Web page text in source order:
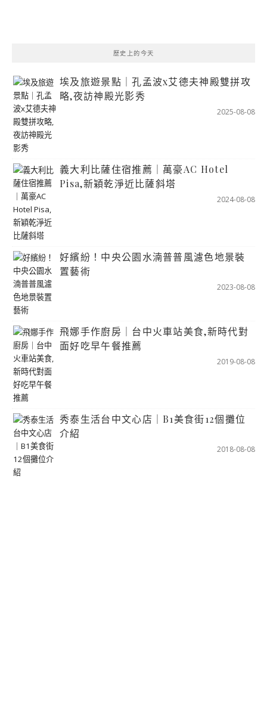
歷史上的今天
埃及旅遊景點｜孔孟波x艾德夫神殿雙拼攻
略,夜訪神殿光影秀
2025-08-08
義大利比薩住宿推薦｜萬豪AC Hotel
Pisa,新穎乾淨近比薩斜塔
2024-08-08
好繽紛！中央公園水湳普普風濾色地景裝
置藝術
2023-08-08
飛娜手作廚房｜台中火車站美食,新時代對
面好吃早午餐推薦
2019-08-08
秀泰生活台中文心店｜B1美食街12個攤位
介紹
2018-08-08